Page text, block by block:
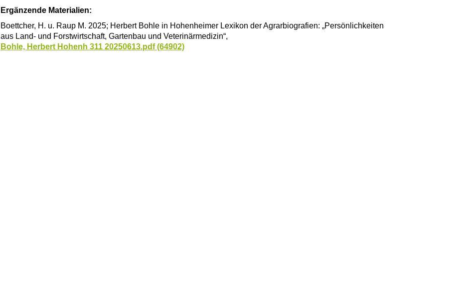
Ergänzende Materialien:
Boettcher, H. u. Raup M. 2025; Herbert Bohle in Hohenheimer Lexikon der Agrarbiografien: „Persönlichkeiten
aus Land- und Forstwirtschaft, Gartenbau und Veterinärmedizin“,
Bohle, Herbert Hohenh 311 20250613.pdf (64902)